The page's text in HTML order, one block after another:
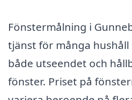
Fönstermålning i
tjänst för många
både utseendet och
fönster. Priset på